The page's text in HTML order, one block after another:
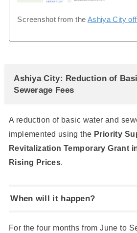
Screenshot from the Ashiya City
Ashiya City: Reduction of
Sewerage Fees
A reduction of basic water and
implemented using the Priority
Revitalization Temporary Grant
Rising Prices.
When will it happen?
For the four months from June to